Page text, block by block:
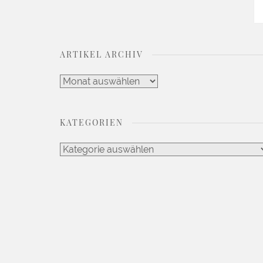
ARTIKEL ARCHIV
Artikel
KATEGORIEN
Kategorien